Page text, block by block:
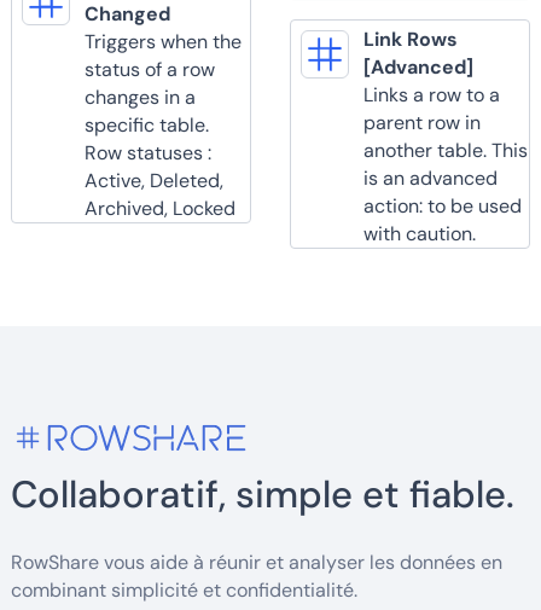
Changed
Triggers when the
status of a row
changes in a
specific table.
Row statuses :
Active, Deleted,
Archived, Locked
Link Rows
[Advanced]
Links a row to a
parent row in
another table. This
is an advanced
action: to be used
with caution.
Collaboratif, simple et fiable.
RowShare vous aide à réunir et analyser les données en
combinant simplicité et confidentialité.